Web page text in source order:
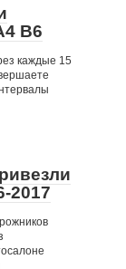
B6
каждые 15
2017